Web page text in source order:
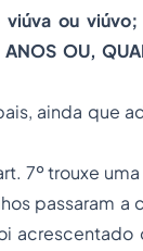
ou viúvo;
OU,
ainda que
7º trouxe
passaram a
acrescentado